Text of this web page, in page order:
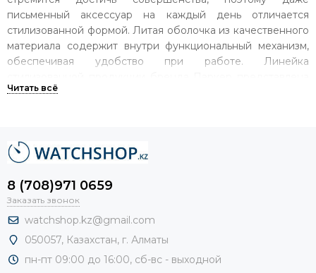
письменный аксессуар на каждый день отличается
стилизованной формой. Литая оболочка из качественного
материала содержит внутри функциональный механизм,
обеспечивая удобство при работе. Линейка
в следующих видах:
автоматическая;
механический карандаш;
роллер.
Приобрести изделие стоит хотя бы ради великолепного
качества, при этом цена и доступность товара приятно
удивят. В интернет магазине Watchshop представлен
широкий ассортимент продукции известной мастерской.
8 (708)971 0659
Заказать звонок
watchshop.kz@gmail.com
050057, Казахстан, г. Алматы
пн-пт 09:00 до 16:00, сб-вс - выходной